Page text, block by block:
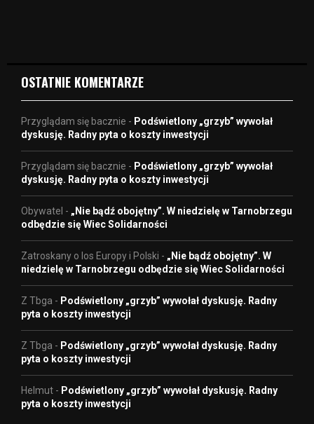
OSTATNIE KOMENTARZE
Przyglądam się bacznie - Podświetlony „grzyb” wywołał
dyskusję. Radny pyta o koszty inwestycji
Przyglądam się bacznie - Podświetlony „grzyb” wywołał
dyskusję. Radny pyta o koszty inwestycji
Obywatel - „Nie bądź obojętny”. W niedzielę w Tarnobrzegu
odbędzie się Wiec Solidarności
Zatroskany o los Europy i Polski - „Nie bądź obojętny”. W
niedzielę w Tarnobrzegu odbędzie się Wiec Solidarności
Z Tbga - Podświetlony „grzyb” wywołał dyskusję. Radny
pyta o koszty inwestycji
Z Tbga - Podświetlony „grzyb” wywołał dyskusję. Radny
pyta o koszty inwestycji
Helmut - Podświetlony „grzyb” wywołał dyskusję. Radny
pyta o koszty inwestycji